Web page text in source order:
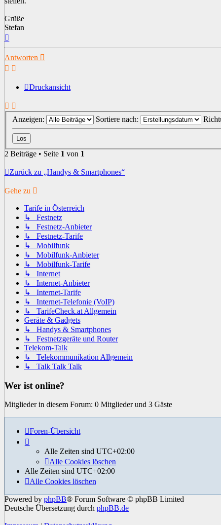
Grüße
Stefan
Antworten
Druckansicht
Anzeigen: Sortiere nach:
2 Beiträge • Seite 1 von 1
Zurück zu „Handys & Smartphones“
Gehe zu
Tarife in Österreich
↳ Festnetz
↳ Festnetz-Anbieter
↳ Festnetz-Tarife
↳ Mobilfunk
↳ Mobilfunk-Anbieter
↳ Mobilfunk-Tarife
↳ Internet
↳ Internet-Anbieter
↳ Internet-Tarife
↳ Internet-Telefonie (VoIP)
↳ TarifeCheck.at Allgemein
Geräte & Gadgets
↳ Handys & Smartphones
↳ Festnetzgeräte und Router
Telekom-Talk
↳ Telekommunikation Allgemein
↳ Talk Talk Talk
Wer ist online?
Mitglieder in diesem Forum: 0 Mitglieder und 3 Gäste
Foren-Übersicht
Alle Zeiten sind UTC+02:00
Alle Cookies löschen
Alle Zeiten sind UTC+02:00
Alle Cookies löschen
Powered by phpBB® Forum Software © phpBB Limited
Deutsche Übersetzung durch phpBB.de